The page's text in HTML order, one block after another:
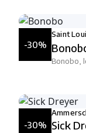
-30%
Saint
-30% Sick